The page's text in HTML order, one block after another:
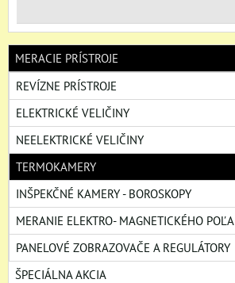
MERACIE PRÍSTROJE
REVÍZNE PRÍSTROJE
ELEKTRICKÉ VELIČINY
NEELEKTRICKÉ VELIČINY
TERMOKAMERY
INŠPEKČNÉ KAMERY - BOROSKOPY
MERANIE ELEKTRO- MAGNETICKÉHO POĽA
PANELOVÉ ZOBRAZOVAČE A REGULÁTORY
ŠPECIÁLNA AKCIA